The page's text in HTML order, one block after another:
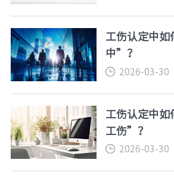
工伤认定中
中”？
2026-03-30
工伤认定中
工伤”？
2026-03-30